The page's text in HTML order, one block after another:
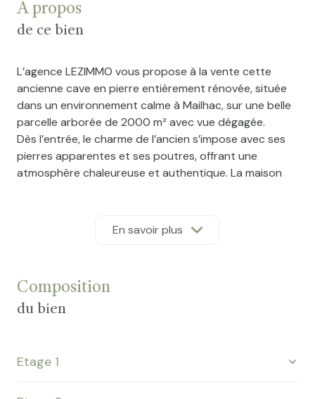
A propos
de ce bien
L’agence LEZIMMO vous propose à la vente cette
ancienne cave en pierre entièrement rénovée, située
dans un environnement calme à Mailhac, sur une belle
parcelle arborée de 2000 m² avec vue dégagée.
Dès l’entrée, le charme de l’ancien s’impose avec ses
pierres apparentes et ses poutres, offrant une
atmosphère chaleureuse et authentique. La maison
Au rez-de-chaussée, un vaste espace libre de 120 m²
laisse place à de nombreux projets (appartement,
pièce de vie spectaculaire de 134 m², lumineuse et
conviviale, avec accès à une terrasse panoramique de
La mezzanine accueille une quatrième chambre ainsi
En savoir plus
Composition
du bien
Etage 1